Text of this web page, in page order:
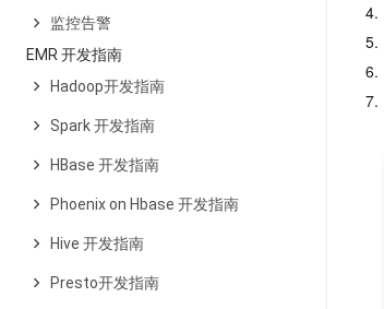
监控告警
EMR 开发指南
Hadoop开发指南
Spark 开发指南
HBase 开发指南
Phoenix on Hbase 开发指南
Hive 开发指南
Presto开发指南
4.
5.
6.
7.